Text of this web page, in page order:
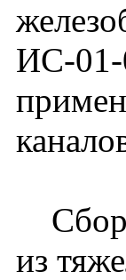
ИС-01-
из